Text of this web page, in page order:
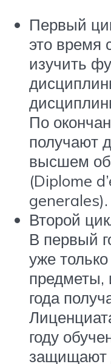
Первый
это время
изучить
По
получают
высшем
(Diplome
generales).
Второй
В первый
уже
предметы,
года
году
защищают